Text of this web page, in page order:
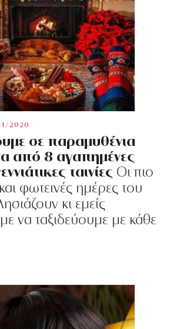
2020
σε παραμυθένια
από 8 αγαπημένες
ταινίες Οι πιο
φωτεινές ημέρες του
κι εμείς
να ταξιδεύουμε με κάθε